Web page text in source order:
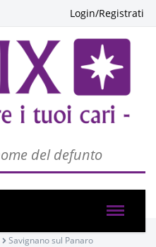
Login/Registrati
Savignano sul Panaro